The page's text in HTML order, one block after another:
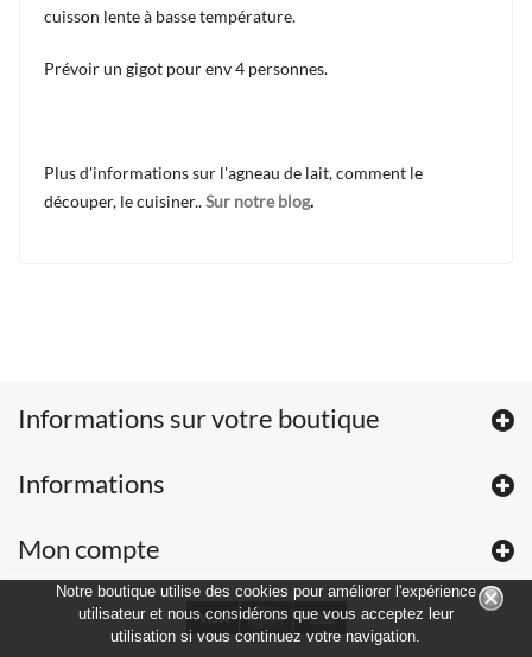
Notre boutique utilise des cookies pour améliorer l'expérience
utilisateur et nous considérons que vous acceptez leur
utilisation si vous continuez votre navigation.
cuisson lente à basse température.
Prévoir un gigot pour env 4 personnes.
Plus d'informations sur l'agneau de lait, comment le
découper, le cuisiner..Sur notre blog.
Informations sur votre boutique
Informations
Mon compte